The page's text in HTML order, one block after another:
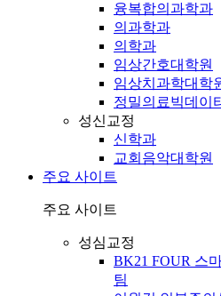
융복합의과학과
의과학과
의학과
임상간호대학원
임상치과학대학
정밀의료빅데이
성신교정
신학과
교회음악대학원
주요 사이트
주요 사이트
성심교정
BK21 FOUR 스
팀